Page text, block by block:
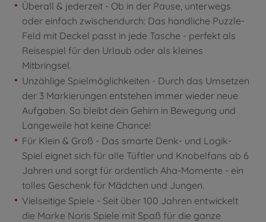
Überall & jederzeit - Ob in der Pause, unterwegs
oder einfach zwischendurch: Das handliche Puzzle-
Feld mit Deckel passt in jede Tasche - perfekt als
Reisespiel für den Urlaub oder als kleines
Mitbringsel.
Unzählige Spielmöglichkeiten - Durch das Umsetzen
der 3 Markierungen entstehen immer wieder neue
Aufgaben. So bleibt dein Gehirn in Bewegung und
Langeweile hat keine Chance!
Für Klein & Groß - Das smarte Denk- und Logik-
Spiel eignet sich für alle Tüftler und Knobelfans ab 6
Jahren und sorgt für ordentlich Aha-Momente - ein
tolles Geschenk für Mädchen und Jungen.
Vielseitige Spiele - Seit über 100 Jahren entwickelt
die Marke Noris Spiele mit Spaß für die ganze